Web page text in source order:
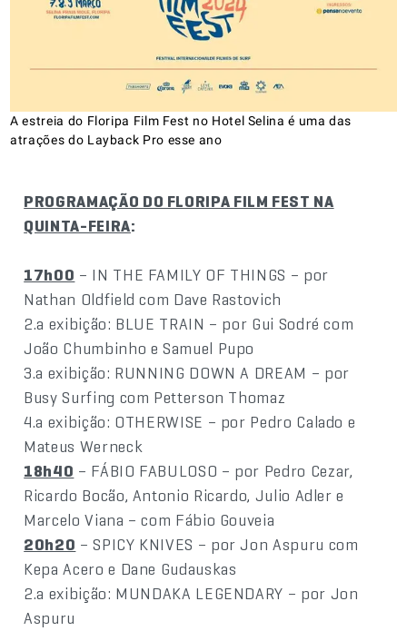
A estreia do Floripa Film Fest no Hotel Selina é uma das
atrações do Layback Pro esse ano
PROGRAMAÇÃO DO FLORIPA FILM FEST NA
QUINTA-FEIRA:
17h00 – IN THE FAMILY OF THINGS – por
Nathan Oldfield com Dave Rastovich
2.a exibição: BLUE TRAIN – por Gui Sodré com
João Chumbinho e Samuel Pupo
3.a exibição: RUNNING DOWN A DREAM – por
Busy Surfing com Petterson Thomaz
4.a exibição: OTHERWISE – por Pedro Calado e
Mateus Werneck
18h40 – FÁBIO FABULOSO – por Pedro Cezar,
Ricardo Bocão, Antonio Ricardo, Julio Adler e
Marcelo Viana – com Fábio Gouveia
20h20 – SPICY KNIVES – por Jon Aspuru com
Kepa Acero e Dane Gudauskas
2.a exibição: MUNDAKA LEGENDARY – por Jon
Aspuru